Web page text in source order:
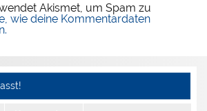
Akismet, um Spam zu
wie deine Kommentardaten